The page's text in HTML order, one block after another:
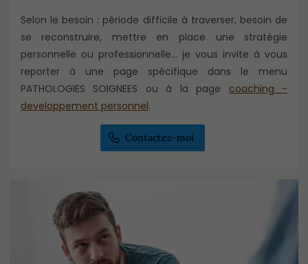
Selon le besoin : période difficile à traverser, besoin de
se reconstruire, mettre en place une stratégie
personnelle ou professionnelle… je vous invite à vous
reporter à une page spécifique dans le menu
PATHOLOGIES SOIGNEES ou à la page coaching -
developpement personnel.
Contactez-moi